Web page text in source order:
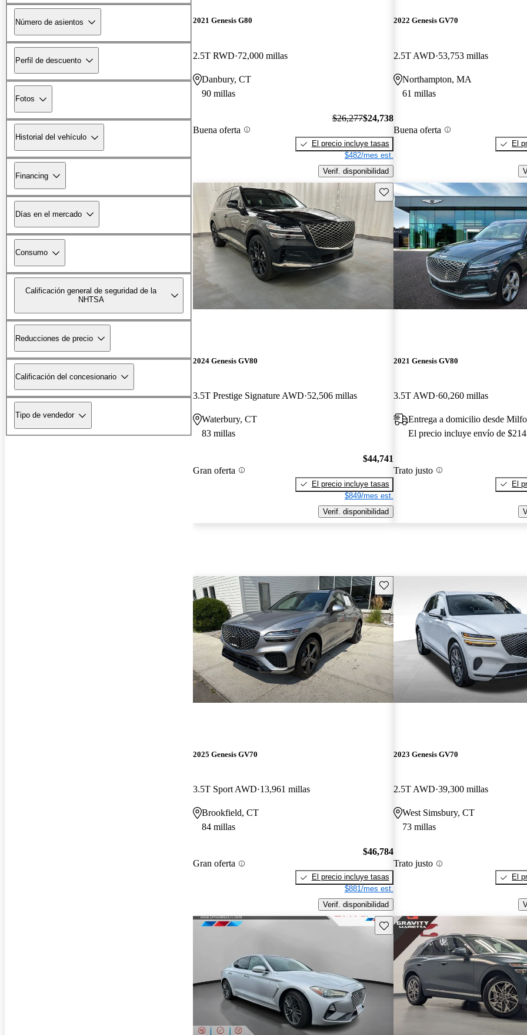
Número de asientos
Perfil de descuento
Fotos
Historial del vehículo
Financing
Días en el mercado
Consumo
Calificación general de seguridad de la
NHTSA
Reducciones de precio
Calificación del concesionario
Tipo de vendedor
2021 Genesis G80
2.5T RWD 72,000 millas
Danbury, CT
90 millas
Buena oferta
$26,277$24,738
El precio incluye tasas
$482/mes est.
Verif. disponibilidad
2022 Genesis GV70
2.5T AWD 53,753 millas
Northampton, MA
61 millas
Buena oferta
El
Guarda este Aviso
2024 Genesis GV80
3.5T Prestige Signature AWD 52,506 millas
Waterbury, CT
83 millas
Gran oferta
$44,741
El precio incluye tasas
$849/mes est.
Verif. disponibilidad
2021 Genesis GV80
3.5T AWD 60,260 millas
Entrega a domicilio desde
El precio incluye envío de $214
Trato justo
El
Guarda este Aviso
2025 Genesis GV70
3.5T Sport AWD 13,961 millas
Brookfield, CT
84 millas
Gran oferta
$46,784
El precio incluye tasas
$881/mes est.
Verif. disponibilidad
2023 Genesis GV70
2.5T AWD 39,300 millas
West Simsbury, CT
73 millas
Trato justo
El
Guarda este Aviso